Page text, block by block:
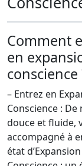
Comment
en
conscience
– Entrez en
Conscience : De
douce et fluide,
accompagné à
état